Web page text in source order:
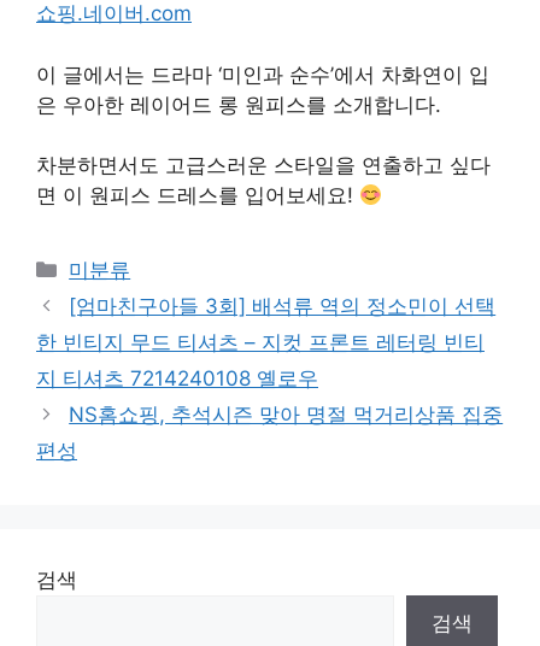
쇼핑.네이버.com
이 글에서는 드라마 ‘미인과 순수’에서 차화연이 입
은 우아한 레이어드 롱 원피스를 소개합니다.
차분하면서도 고급스러운 스타일을 연출하고 싶다
면 이 원피스 드레스를 입어보세요!
Categories
미분류
[엄마친구아들 3회] 배석류 역의 정소민이 선택
한 빈티지 무드 티셔츠 – 지컷 프론트 레터링 빈티
지 티셔츠 7214240108 옐로우
NS홈쇼핑, 추석시즌 맞아 명절 먹거리상품 집중
편성
검색
검색